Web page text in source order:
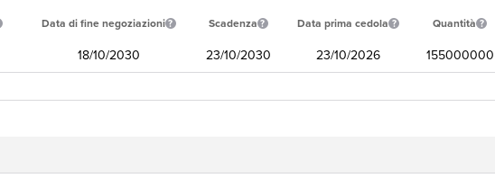
Data di fine negoziazioni Scadenza Data prima cedola Quantità
18/10/2030 23/10/2030 23/10/2026 155000000